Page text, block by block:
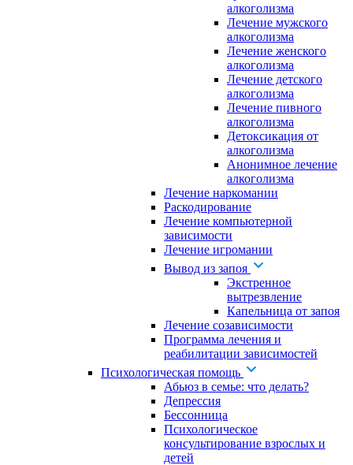
алкоголизма
Лечение мужского
алкоголизма
Лечение женского
алкоголизма
Лечение детского
алкоголизма
Лечение пивного
алкоголизма
Детоксикация от
алкоголизма
Анонимное лечение
алкоголизма
Лечение наркомании
Раскодирование
Лечение компьютерной
зависимости
Лечение игромании
Вывод из запоя
Экстренное
вытрезвление
Капельница от запоя
Лечение созависимости
Программа лечения и
реабилитации зависимостей
Психологическая помощь
Абьюз в семье: что делать?
Депрессия
Бессонница
Психологическое
консультирование взрослых и
детей